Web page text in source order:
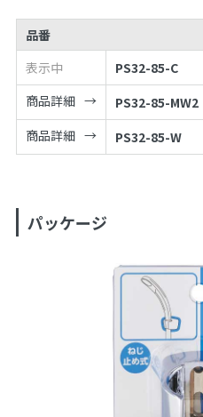
品番
表示中
PS32-85-C
商品詳細
PS32-85-MW2
商品詳細
PS32-85-W
パッケージ